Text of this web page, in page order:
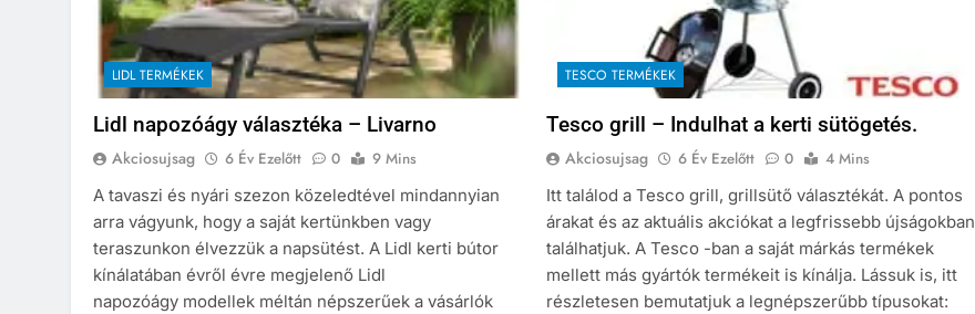
LIDL TERMÉKEK
Lidl napozóágy választéka – Livarno
Akciosujsag 6 Év Ezelőtt 0
9 Mins
A tavaszi és nyári szezon közeledtével mindannyian
arra vágyunk, hogy a saját kertünkben vagy
teraszunkon élvezzük a napsütést. A Lidl kerti bútor
kínálatában évről évre megjelenő Lidl
napozóágy modellek méltán népszerűek a vásárlók
TESCO TERMÉKEK
Tesco grill – Indulhat a kerti sütögetés.
Akciosujsag 6 Év Ezelőtt 0
4 Mins
Itt találod a Tesco grill, grillsütő választékát. A pontos
árakat és az aktuális akciókat a legfrissebb újságokban
találhatjuk. A Tesco -ban a saját márkás termékek
mellett más gyártók termékeit is kínálja. Lássuk is, itt
részletesen bemutatjuk a legnépszerűbb típusokat: